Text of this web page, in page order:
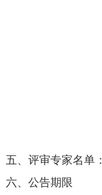
五、评审专家名单：
六、公告期限